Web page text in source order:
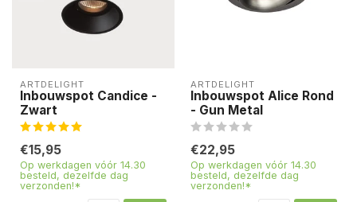
ARTDELIGHT
Inbouwspot Candice -
Zwart
€15,95
Op werkdagen vóór 14.30
besteld, dezelfde dag
verzonden!*
ARTDELIGHT
Inbouwspot Alice Rond
- Gun Metal
€22,95
Op werkdagen vóór 14.30
besteld, dezelfde dag
verzonden!*